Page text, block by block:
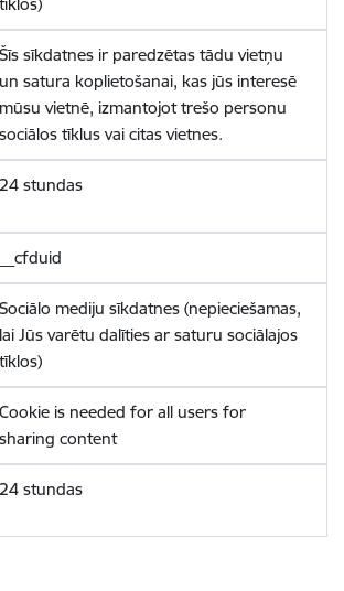
Šīs sīkdatnes ir paredzētas tādu vietņu
un satura koplietošanai, kas jūs interesē
mūsu vietnē, izmantojot trešo personu
sociālos tīklus vai citas vietnes.
24 stundas
__cfduid
Sociālo mediju sīkdatnes (nepieciešamas,
lai Jūs varētu dalīties ar saturu sociālajos
tīklos)
Cookie is needed for all users for
sharing content
24 stundas